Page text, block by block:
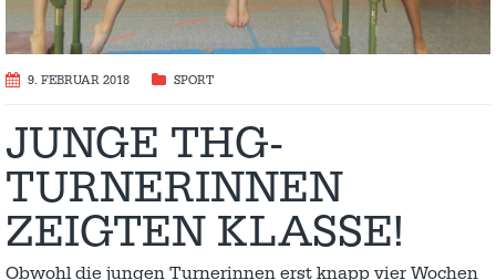
9. FEBRUAR 2018 SPORT
JUNGE THG-
TURNERINNEN
ZEIGTEN KLASSE!
Obwohl die jungen Turnerinnen erst knapp vier Wochen